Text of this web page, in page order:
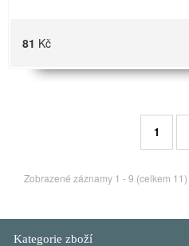
81 Kč
1
Zobrazené záznamy 1 - 9 (celkem 11)
Kategorie zboží